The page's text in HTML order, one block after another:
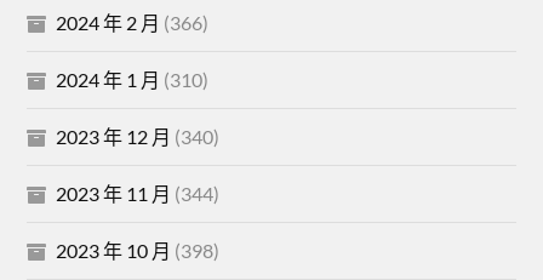
2024 年 2 月 (366)
2024 年 1 月 (310)
2023 年 12 月 (340)
2023 年 11 月 (344)
2023 年 10 月 (398)